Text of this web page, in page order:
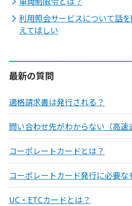
利用照会サービスについて話
えてほしい
最新の質問
適格請求書は発行される？
問い合わせ先がわからない（高速
コーポレートカードとは？
コーポレートカード発行に必要な
UC・ETCカードとは？